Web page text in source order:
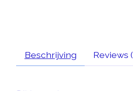
Beschrijving Reviews